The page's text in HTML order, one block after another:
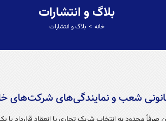
بلاگ و انتشارات
خانه بلاگ و انتشارات
شعب و نمایندگی‌های شرکت‌های